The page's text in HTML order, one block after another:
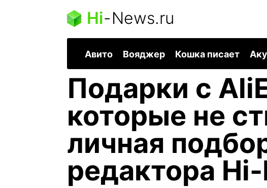
Hi-News.ru
Авито Вояджер Кошка писает
Подарки с
которые не
личная
редактора